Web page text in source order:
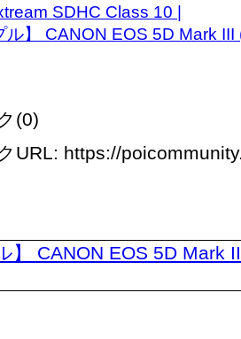
SDHC Class 10 |
ル】 CANON EOS 5D Mark
(0)
URL: https://
】 CANON EOS 5D Mark